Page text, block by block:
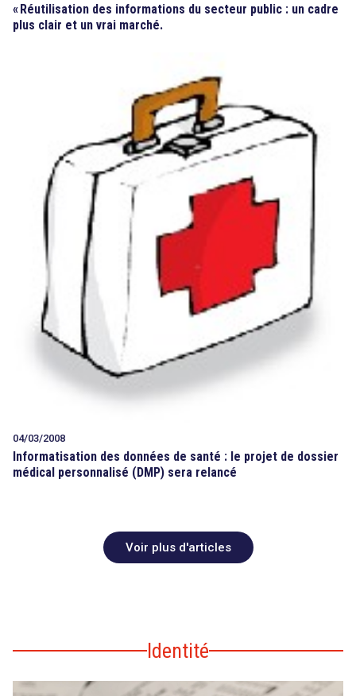
«Réutilisation des informations du secteur public : un cadre
plus clair et un vrai marché.
04/03/2008
Informatisation des données de santé : le projet de dossier
médical personnalisé (DMP) sera relancé
Voir plus d'articles
Identité